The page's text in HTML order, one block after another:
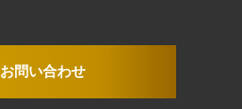
お問い合わせ